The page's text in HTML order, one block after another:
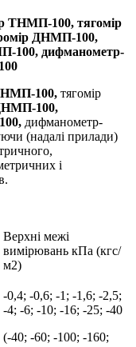
ТНМП-100, тягомір
ДНМП-100,
100, дифманометр-
100, тягомір
100,
дифманометр-
(надалі прилади)
і
Верхні межі
вимірювань кПа (кгс/
м2)
-0,4; -0,6; -1; -1,6; -2,5;
-4; -6; -10; -16; -25; -40
(-40; -60; -100; -160;